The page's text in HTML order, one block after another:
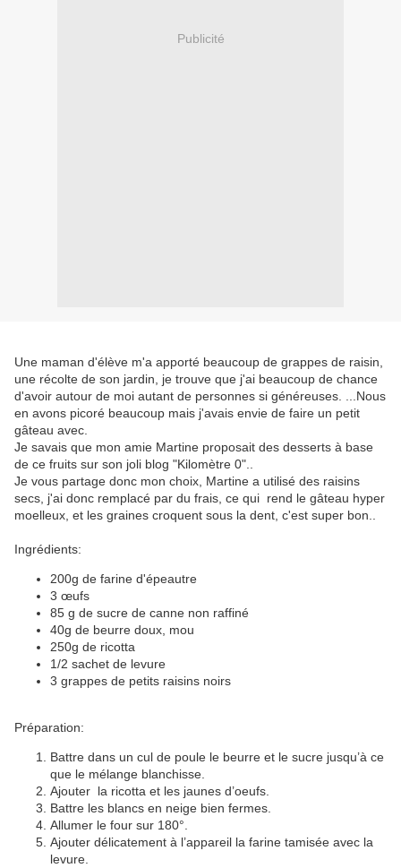
Publicité
Une maman d'élève m'a apporté beaucoup de grappes de raisin,
une récolte de son jardin, je trouve que j'ai beaucoup de chance
d'avoir autour de moi autant de personnes si généreuses. ...Nous
en avons picoré beaucoup mais j'avais envie de faire un petit
gâteau avec.
Je savais que mon amie Martine proposait des desserts à base
de ce fruits sur son joli blog "Kilomètre 0"..
Je vous partage donc mon choix, Martine a utilisé des raisins
secs, j'ai donc remplacé par du frais, ce qui rend le gâteau hyper
moelleux, et les graines croquent sous la dent, c'est super bon..
Ingrédients:
200g de farine d'épeautre
3 œufs
85 g de sucre de canne non raffiné
40g de beurre doux, mou
250g de ricotta
1/2 sachet de levure
3 grappes de petits raisins noirs
Préparation:
Battre dans un cul de poule le beurre et le sucre jusqu’à ce
que le mélange blanchisse.
Ajouter la ricotta et les jaunes d’oeufs.
Battre les blancs en neige bien fermes.
Allumer le four sur 180°.
Ajouter délicatement à l’appareil la farine tamisée avec la
levure.